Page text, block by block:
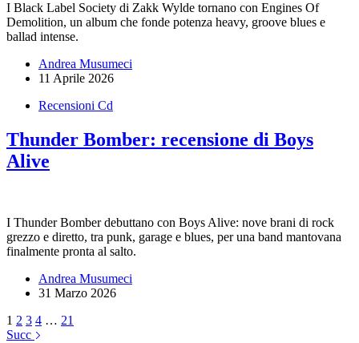
I Black Label Society di Zakk Wylde tornano con Engines Of
Demolition, un album che fonde potenza heavy, groove blues e
ballad intense.
Andrea Musumeci
11 Aprile 2026
Recensioni Cd
Thunder Bomber: recensione di Boys
Alive
I Thunder Bomber debuttano con Boys Alive: nove brani di rock
grezzo e diretto, tra punk, garage e blues, per una band mantovana
finalmente pronta al salto.
Andrea Musumeci
31 Marzo 2026
1 2 3 4 … 21
Succ